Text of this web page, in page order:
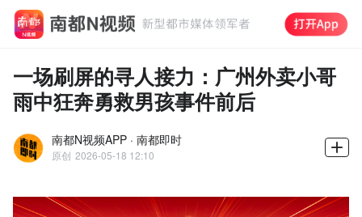
一场刷屏的寻人接力：广州外卖小哥
雨中狂奔勇救男孩事件前后
南都N视频APP · 南都即时
原创 2026-05-18 12:10